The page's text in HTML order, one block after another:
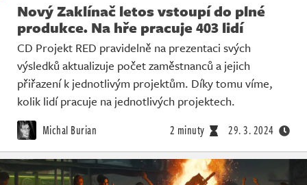
Nový Zaklínač letos vstoupí do plné
produkce. Na hře pracuje 403 lidí
CD Projekt RED pravidelně na prezentaci svých
výsledků aktualizuje počet zaměstnanců a jejich
přiřazení k jednotlivým projektům. Díky tomu víme,
kolik lidí pracuje na jednotlivých projektech.
Michal Burian 2 minuty 29. 3. 2024